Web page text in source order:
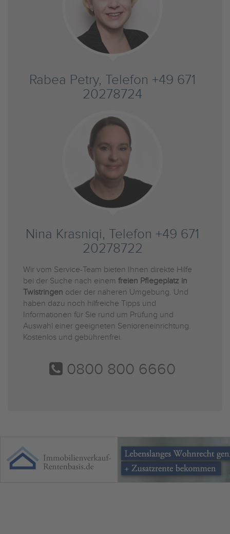
Rabea Petry, Telefon +49 671
20278724
Nina Krasniqi, Telefon +49 671
20278722
Wir vom Service-Team bieten Ihnen direkte Hilfe
bei der Suche nach einem freien Pflegeplatz in
Twistringen oder der näheren Umgebung. Und
haben dazu noch hilfreiche Tipps und
Informationen für Sie rund um Prüfung und
Auswahl einer geeigneten Senioreneinrichtung.
Kostenlos und gebührenfrei.
0800 800 6660